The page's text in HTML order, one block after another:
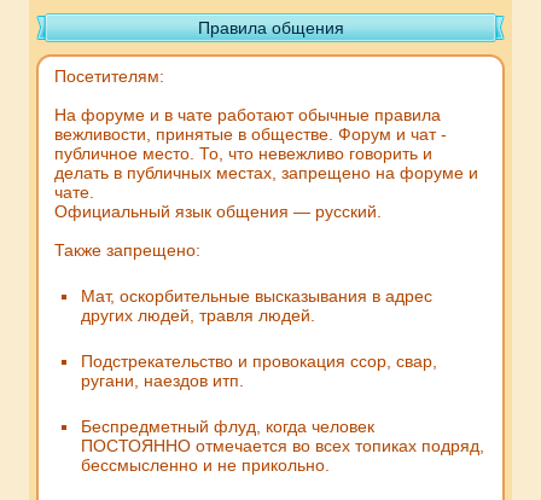
Правила общения
Посетителям:
На форуме и в чате работают обычные правила
вежливости, принятые в обществе. Форум и чат -
публичное место. То, что невежливо говорить и
делать в публичных местах, запрещено на форуме и
чате.
Официальный язык общения — русский.
Также запрещено:
Мат, оскорбительные высказывания в адрес
других людей, травля людей.
Подстрекательство и провокация ссор, свар,
ругани, наездов итп.
Беспредметный флуд, когда человек
ПОСТОЯННО отмечается во всех топиках подряд,
бессмысленно и не прикольно.